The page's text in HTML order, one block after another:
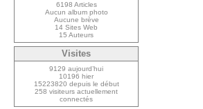
6198 Articles
Aucun album photo
Aucune brève
14 Sites Web
15 Auteurs
Visites
9129 aujourd’hui
10196 hier
15223820 depuis le début
258 visiteurs actuellement
connectés